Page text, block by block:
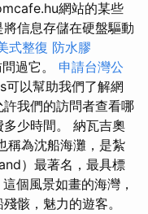
網站的某些
信息存儲在硬盤驅動
式整復 防水膠
過它。 申請台灣公
可以幫助我們了解網
我們的訪問者查看哪
少時間。 納瓦吉奧
稱為沈船海灘，是紮
）最著名，最具標
這個風景如畫的海灣，
骸，魅力的遊客。